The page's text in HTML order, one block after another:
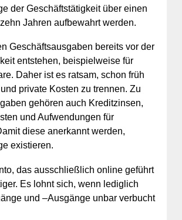
der Geschäftstätigkeit über einen
Jahren aufbewahrt werden.
Geschäftsausgaben bereits vor der
entstehen, beispielweise für
Daher ist es ratsam, schon früh
private Kosten zu trennen. Zu
gehören auch Kreditzinsen,
und Aufwendungen für
diese anerkannt werden,
existieren.
das ausschließlich online geführt
Es lohnt sich, wenn lediglich
und –Ausgänge unbar verbucht